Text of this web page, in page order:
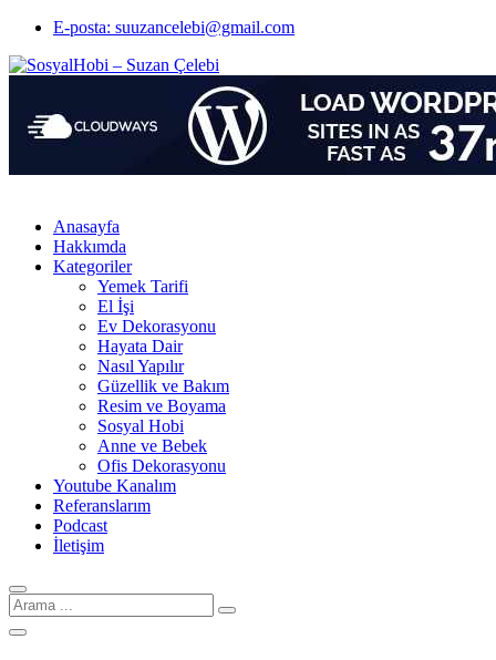
E-posta: suuzancelebi@gmail.com
Anasayfa
Hakkımda
Kategoriler
Yemek Tarifi
El İşi
Ev Dekorasyonu
Hayata Dair
Nasıl Yapılır
Güzellik ve Bakım
Resim ve Boyama
Sosyal Hobi
Anne ve Bebek
Ofis Dekorasyonu
Youtube Kanalım
Referanslarım
Podcast
İletişim
Arama
için: